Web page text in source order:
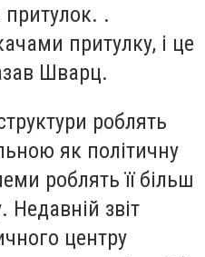
притулок. .
притулку, і це
Шварц.
роблять
як політичну
роблять її більш
Недавній звіт
центру